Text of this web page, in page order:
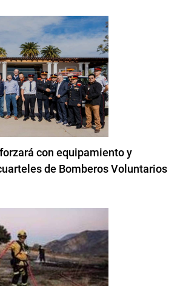
con equipamiento y
de Bomberos Voluntarios